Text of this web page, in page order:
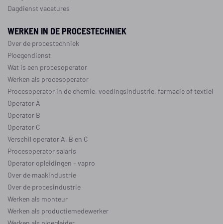
Dagdienst vacatures
WERKEN IN DE PROCESTECHNIEK
Over de procestechniek
Ploegendienst
Wat is een procesoperator
Werken als procesoperator
Procesoperator in de chemie, voedingsindustrie, farmacie oftextiel
Operator A
Operator B
Operator C
Verschil operator A, B en C
Procesoperator salaris
Operator opleidingen –vapro
Over de maakindustrie
Over de procesindustrie
Werken als monteur
Werken als productiemedewerker